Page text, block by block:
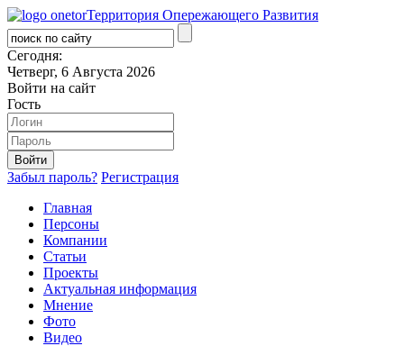
Территория Опережающего Развития
Сегодня:
Четверг, 6 Августа 2026
Войти на сайт
Гость
Забыл пароль? Регистрация
Главная
Персоны
Компании
Статьи
Проекты
Актуальная информация
Мнение
Фото
Видео